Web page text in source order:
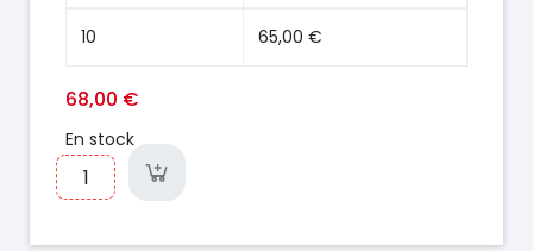
10 65,00 €
68,00 €
En stock